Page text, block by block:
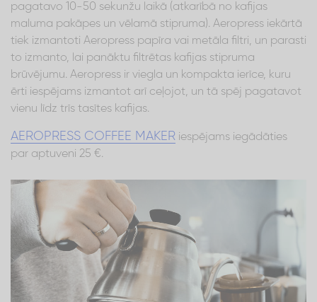
pagatavo 10-50 sekunžu laikā (atkarībā no kafijas
maluma pakāpes un vēlamā stipruma). Aeropress iekārtā
tiek izmantoti Aeropress papīra vai metāla filtri, un parasti
to izmanto, lai panāktu filtrētas kafijas stipruma
brūvējumu. Aeropress ir viegla un kompakta ierīce, kuru
ērti iespējams izmantot arī ceļojot, un tā spēj pagatavot
vienu līdz trīs tasītes kafijas.
AEROPRESS COFFEE MAKER iespējams iegādāties
par aptuveni 25 €.